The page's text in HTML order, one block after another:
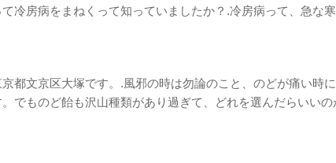
冷房病をまねくって知っていましたか？.冷房病って、急な
都文京区大塚です。.風邪の時は勿論のこと、のどが痛い時
でものど飴も沢山種類があり過ぎて、どれを選んだらいいの